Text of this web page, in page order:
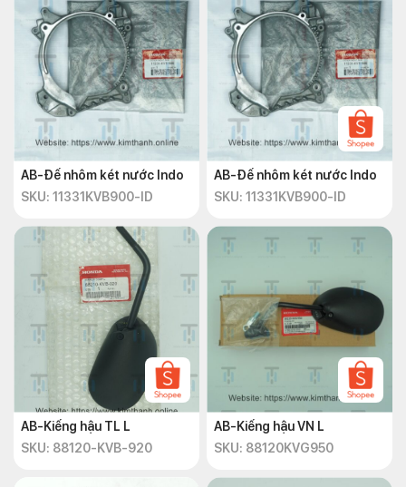
AB-Đế nhôm két nước Indo
SKU: 11331KVB900-ID
AB-Đế nhôm két nước Indo
SKU: 11331KVB900-ID
AB-Kiếng hậu TL L
SKU: 88120-KVB-920
AB-Kiếng hậu VN L
SKU: 88120KVG950